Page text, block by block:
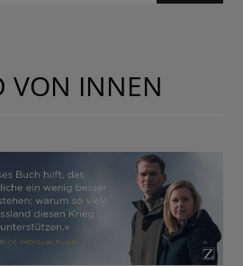
VON INNEN